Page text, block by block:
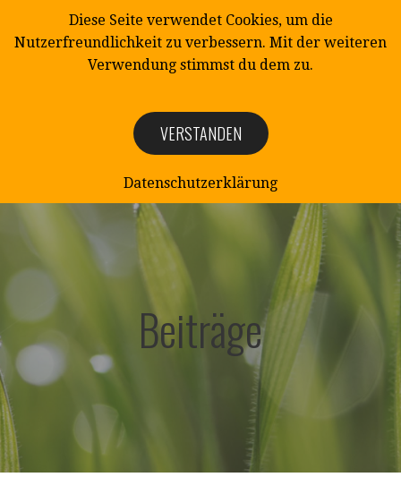
springen
NATURSCHUTZ
Naturschutzverein Mittelangeln e.V.
Beiträge
Diese Seite verwendet Cookies, um die
Nutzerfreundlichkeit zu verbessern. Mit der weiteren
Verwendung stimmst du dem zu.
VERSTANDEN
Datenschutzerklärung